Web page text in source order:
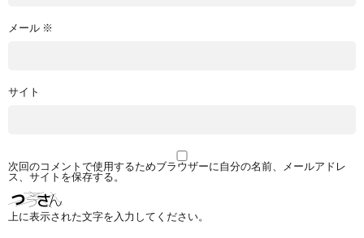
メール ※
サイト
次回のコメントで使用するためブラウザーに自分の名前、メールアドレ
ス、サイトを保存する。
上に表示された文字を入力してください。